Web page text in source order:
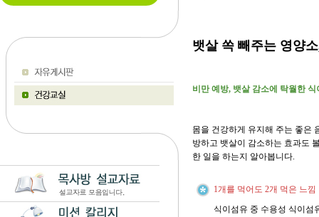
뱃살 쏙 빼주는 영양
비만 예방, 뱃살 감소에 탁월한 식
몸을 건강하게 유지해 주는 좋은
방하고 뱃살이 감소하는 효과도
한 일을 하는지 알아봅니다.
1개를 먹어도 2개 먹은 느낌
식이섬유 중 수용성 식이섬